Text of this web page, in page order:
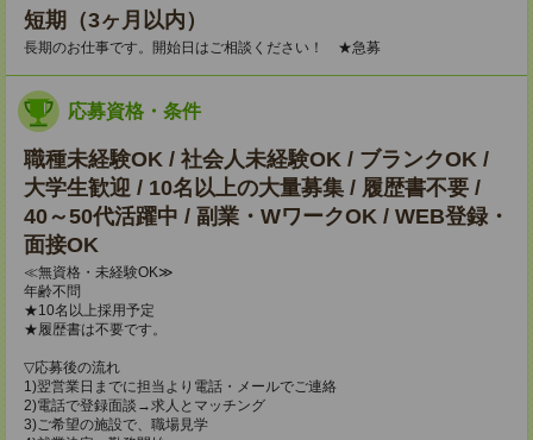
短期（3ヶ月以内）
長期のお仕事です。開始日はご相談ください！ ★急募
応募資格・条件
職種未経験OK / 社会人未経験OK / ブランクOK /
大学生歓迎 / 10名以上の大量募集 / 履歴書不要 /
40～50代活躍中 / 副業・WワークOK / WEB登録・
面接OK
≪無資格・未経験OK≫
年齢不問
★10名以上採用予定
★履歴書は不要です。
▽応募後の流れ
1)翌営業日までに担当より電話・メールでご連絡
2)電話で登録面談→求人とマッチング
3)ご希望の施設で、職場見学